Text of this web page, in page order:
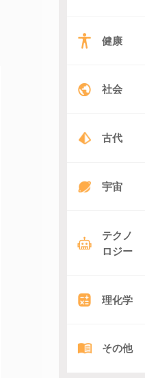
健康
社会
古代
宇宙
テクノ
ロジー
理化学
その他